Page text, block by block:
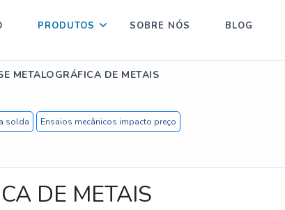
PRODUTOS SOBRE NÓS BLOG
METALOGRÁFICA DE METAIS
solda Ensaios mecânicos impacto preço
DE METAIS